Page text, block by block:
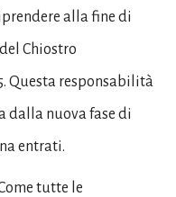
alla fine di
Chiostro
Questa responsabilità
dalla nuova fase di
entrati.
tutte le